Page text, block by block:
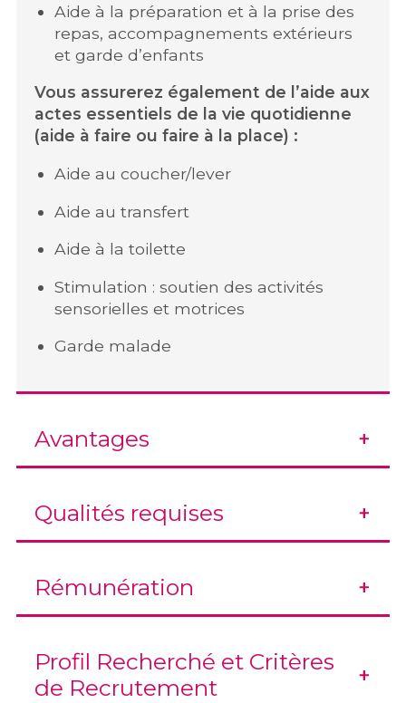
Aide à la préparation et à la prise des
repas, accompagnements extérieurs
et garde d’enfants
Vous assurerez également de l’aide aux
actes essentiels de la vie quotidienne
(aide à faire ou faire à la place) :
Aide au coucher/lever
Aide au transfert
Aide à la toilette
Stimulation : soutien des activités
sensorielles et motrices
Garde malade
Avantages
Qualités requises
Rémunération
Profil Recherché et Critères
de Recrutement